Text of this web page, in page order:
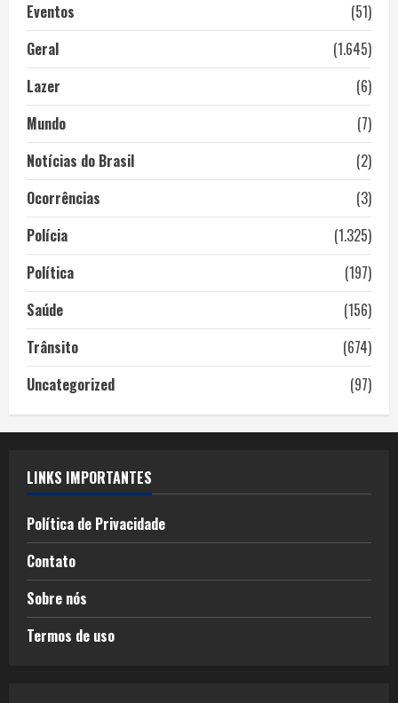
Eventos
(51)
Geral
(1.645)
Lazer
(6)
Mundo
(7)
Notícias do Brasil
(2)
Ocorrências
(3)
Polícia
(1.325)
Política
(197)
Saúde
(156)
Trânsito
(674)
Uncategorized
(97)
LINKS IMPORTANTES
Política de Privacidade
Contato
Sobre nós
Termos de uso